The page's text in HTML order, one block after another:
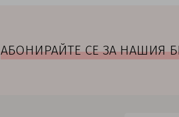
АБОНИРАЙТЕ СЕ ЗА НАШИЯ